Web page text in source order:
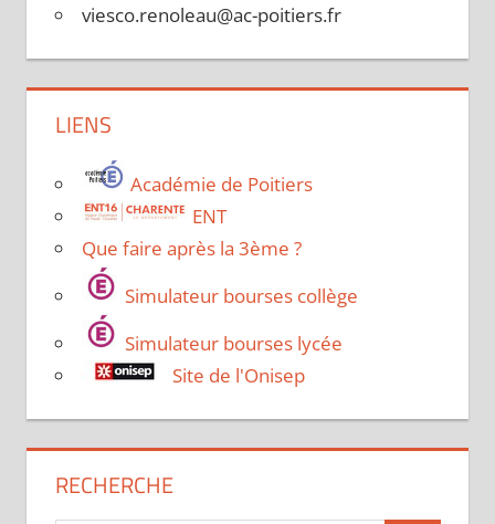
viesco.renoleau@ac-poitiers.fr
LIENS
Académie de Poitiers
ENT
Que faire après la 3ème ?
Simulateur bourses collège
Simulateur bourses lycée
Site de l'Onisep
RECHERCHE